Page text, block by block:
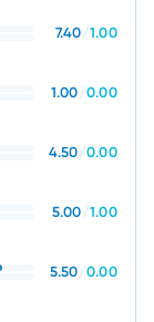
7.40/1.00
1.00/0.00
4.50/0.00
5.00/1.00
5.50/0.00